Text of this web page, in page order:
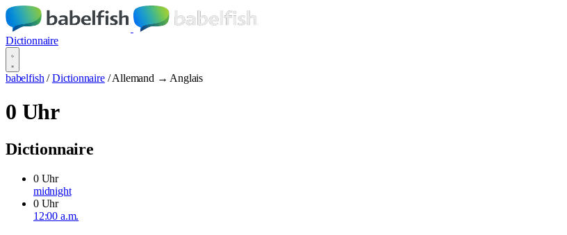
Dictionnaire
babelfish / Dictionnaire / Allemand → Anglais
0 Uhr
Dictionnaire
0 Uhr
midnight
0 Uhr
12:00 a.m.